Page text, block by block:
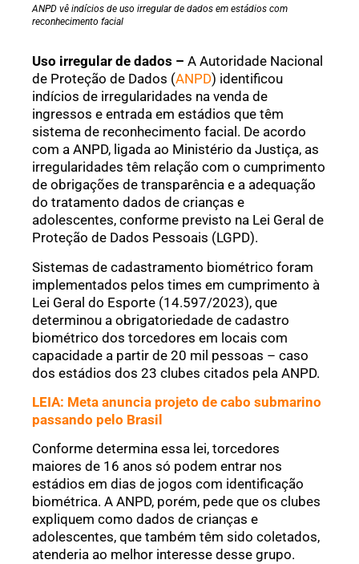
ANPD vê indícios de uso irregular de dados em estádios com
reconhecimento facial
Uso irregular de dados – A Autoridade Nacional
de Proteção de Dados (ANPD) identificou
indícios de irregularidades na venda de
ingressos e entrada em estádios que têm
sistema de reconhecimento facial. De acordo
com a ANPD, ligada ao Ministério da Justiça, as
irregularidades têm relação com o cumprimento
de obrigações de transparência e a adequação
do tratamento dados de crianças e
adolescentes, conforme previsto na Lei Geral de
Proteção de Dados Pessoais (LGPD).
Sistemas de cadastramento biométrico foram
implementados pelos times em cumprimento à
Lei Geral do Esporte (14.597/2023), que
determinou a obrigatoriedade de cadastro
biométrico dos torcedores em locais com
capacidade a partir de 20 mil pessoas – caso
dos estádios dos 23 clubes citados pela ANPD.
LEIA: Meta anuncia projeto de cabo submarino
passando pelo Brasil
Conforme determina essa lei, torcedores
maiores de 16 anos só podem entrar nos
estádios em dias de jogos com identificação
biométrica. A ANPD, porém, pede que os clubes
expliquem como dados de crianças e
adolescentes, que também têm sido coletados,
atenderia ao melhor interesse desse grupo.